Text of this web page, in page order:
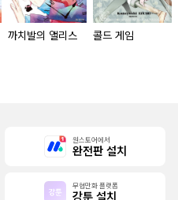
까치발의 앨리스 콜드 게임
원스토어에서
완전판 설치
무협만화 플랫폼
강툰 설치